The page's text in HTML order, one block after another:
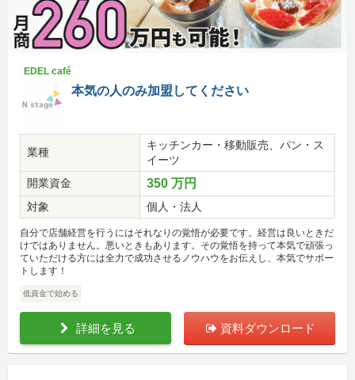
EDEL café
本気の人のみ加盟してください
業種
キッチンカー・移動販売、パン・ス
イーツ
開業資金
350 万円
対象 個人・法人
自分で店舗経営を行うにはそれなりの覚悟が必要です。経営は良いときだ
けではありません。悪いときもあります。その覚悟を持って本気で頑張っ
ていただける方には全力で成功させるノウハウをお伝えし、本気でサポー
トします！
低資金で始める
詳細を見る 資料ダウンロード